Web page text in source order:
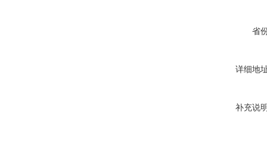
省
详细地
补充说